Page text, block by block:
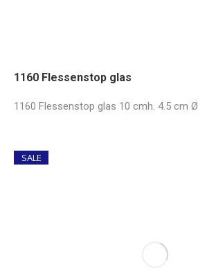
1160 Flessenstop glas
1160 Flessenstop glas 10 cmh. 4.5 cm Ø
SALE